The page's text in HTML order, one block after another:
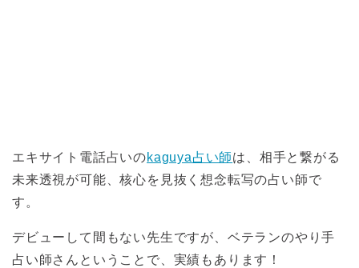
エキサイト電話占いのkaguya占い師は、相手と繋がる
未来透視が可能、核心を見抜く想念転写の占い師で
す。
デビューして間もない先生ですが、ベテランのやり手
占い師さんということで、実績もあります！